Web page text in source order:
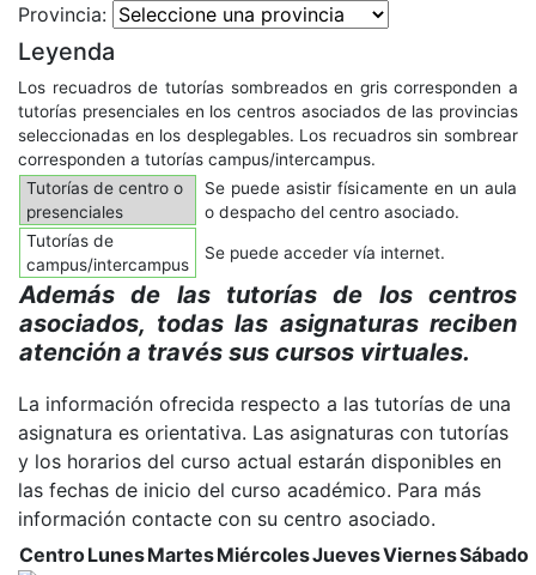
Provincia:
Leyenda
Los recuadros de tutorías sombreados en gris corresponden a
tutorías presenciales en los centros asociados de las provincias
seleccionadas en los desplegables. Los recuadros sin sombrear
corresponden a tutorías campus/intercampus.
Tutorías de centro o
presenciales
Se puede asistir físicamente en un aula
o despacho del centro asociado.
Tutorías de
campus/intercampus
Se puede acceder vía internet.
Además de las tutorías de los centros
asociados, todas las asignaturas reciben
atención a través sus cursos virtuales.
La información ofrecida respecto a las tutorías de una
asignatura es orientativa. Las asignaturas con tutorías
y los horarios del curso actual estarán disponibles en
las fechas de inicio del curso académico. Para más
información contacte con su centro asociado.
CentroLunesMartesMiércolesJuevesViernesSábado